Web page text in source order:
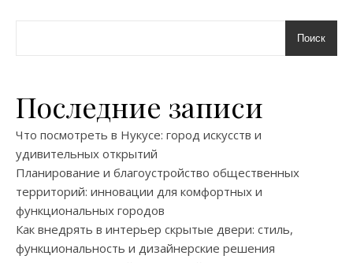
Поиск
Последние записи
Что посмотреть в Нукусе: город искусств и
удивительных открытий
Планирование и благоустройство общественных
территорий: инновации для комфортных и
функциональных городов
Как внедрять в интерьер скрытые двери: стиль,
функциональность и дизайнерские решения